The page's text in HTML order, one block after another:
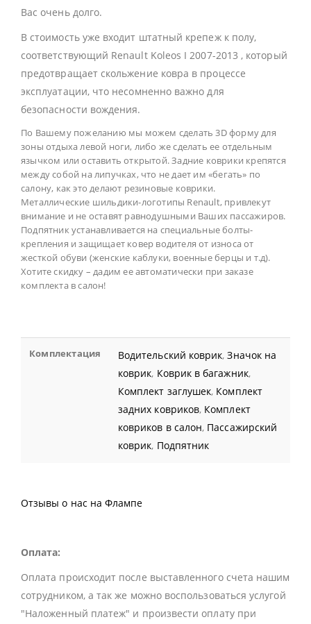
Вас очень долго.
В стоимость уже входит штатный крепеж к полу,
соответствующий Renault Koleos I 2007-2013 , который
предотвращает скольжение ковра в процессе
эксплуатации, что несомненно важно для
безопасности вождения.
По Вашему пожеланию мы можем сделать 3D форму для
зоны отдыха левой ноги, либо же сделать ее отдельным
язычком или оставить открытой. Задние коврики крепятся
между собой на липучках, что не дает им «бегать» по
салону, как это делают резиновые коврики.
Металлические шильдики-логотипы Renault, привлекут
внимание и не оставят равнодушными Ваших пассажиров.
Подпятник устанавливается на специальные болты-
крепления и защищает ковер водителя от износа от
жесткой обуви (женские каблуки, военные берцы и т.д).
Хотите скидку – дадим ее автоматически при заказе
комплекта в салон!
Комплектация Водительский коврик,Значок на
коврик, Коврик в багажник,
Комплект заглушек, Комплект
задних ковриков, Комплект
ковриков в салон, Пассажирский
коврик, Подпятник
Отзывы о нас на Флампе
Оплата:
Оплата происходит после выставленного счета нашим
сотрудником, а так же можно воспользоваться услугой
"Наложенный платеж" и произвести оплату при